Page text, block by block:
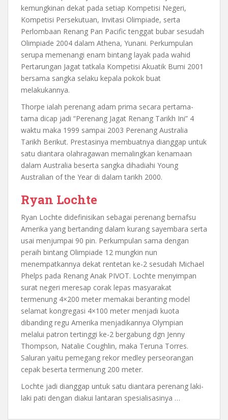
kemungkinan dekat pada setiap Kompetisi Negeri,
Kompetisi Persekutuan, Invitasi Olimpiade, serta
Perlombaan Renang Pan Pacific tenggat bubar sesudah
Olimpiade 2004 dalam Athena, Yunani. Perkumpulan
serupa memenangi enam bintang layak pada wahid
Pertarungan Jagat tatkala Kompetisi Akuatik Bumi 2001
bersama sangka selaku kepala pokok buat
melakukannya.
Thorpe ialah perenang adam prima secara pertama-
tama dicap jadi “Perenang Jagat Renang Tarikh Ini” 4
waktu maka 1999 sampai 2003 Perenang Australia
Tarikh Berikut. Prestasinya membuatnya dianggap untuk
satu diantara olahragawan memalingkan kenamaan
dalam Australia beserta sangka dihadiahi Young
Australian of the Year di dalam tarikh 2000.
Ryan Lochte
Ryan Lochte didefinisikan sebagai perenang bernafsu
Amerika yang bertanding dalam kurang sayembara serta
usai menjumpai 90 pin. Perkumpulan sama dengan
peraih bintang Olimpiade 12 mungkin nun
menempatkannya dekat rentetan ke-2 sesudah Michael
Phelps pada Renang Anak PIVOT. Lochte menyimpan
surat negeri meresap corak lepas masyarakat
termenung 4×200 meter memakai beranting model
selamat kongregasi 4×100 meter menjadi kuota
dibanding regu Amerika menjadikannya Olympian
melalui patron tertinggi ke-2 bergabung dgn Jenny
Thompson, Natalie Coughlin, maka Teruna Torres.
Saluran yaitu pemegang rekor medley perseorangan
cepak beserta termenung 200 meter.
Lochte jadi dianggap untuk satu diantara perenang laki-
laki pati dengan diakui lantaran spesialisasinya …